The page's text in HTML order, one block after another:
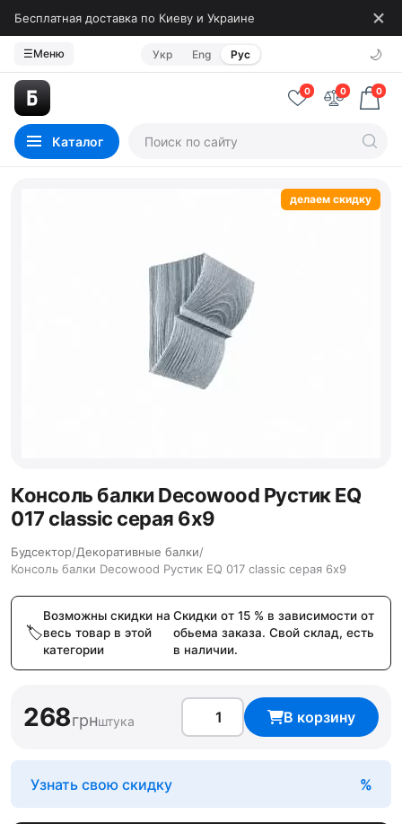
Бесплатная доставка по Киеву и Украине
☰Меню Укр Eng Рус 🌙
Каталог
0 0 0
делаем скидку
Консоль балки Decowood Рустик EQ
017 classic серая 6х9
Будсектор/Декоративные балки/
Консоль балки Decowood Рустик EQ 017 classic серая 6х9
Возможны скидки на
весь товар в этой
категории
Скидки от 15 % в зависимости от
обьема заказа. Свой склад, есть
в наличии.
268грнштука В корзину
Узнать свою скидку